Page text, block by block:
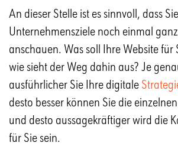
An dieser Stelle ist es sinnvoll, dass
Unternehmensziele noch einmal
anschauen. Was soll Ihre Website für
wie sieht der Weg dahin aus? Je
ausführlicher Sie Ihre digitale
desto besser können Sie die
und desto aussagekräftiger wird die
für Sie sein.